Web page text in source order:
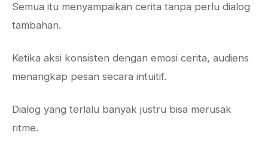
Semua itu menyampaikan cerita tanpa perlu dialog
tambahan.
Ketika aksi konsisten dengan emosi cerita, audiens
menangkap pesan secara intuitif.
Dialog yang terlalu banyak justru bisa merusak
ritme.